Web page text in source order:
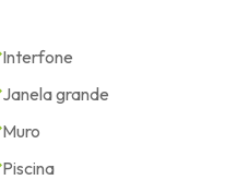
Interfone
Janela grande
Muro
Piscina